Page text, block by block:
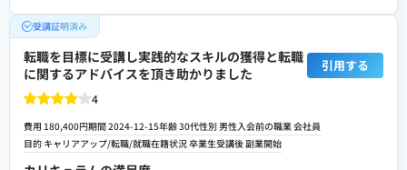
やすかったです。講師の方は皆さんやわらかい雰囲気で丁寧に教えてくださいました。
また、卒業後月額980円を支払うことで他授業の教材も見ることができます（自習とい
う形で）。
転職や就職/副業・独立サポートの満足度
過去に何処どこに就職が決まったなどの事例は教えてくださいましたが、就職先の紹
転職サイトを見ながら探し、派遣登録で現在の仕事に就きました。
スクールへの改善ポイント
受講証明済み
転職を目標に受講し実践的なスキルの獲得と転職
に関するアドバイスを頂き助かりました
引用する
4
費用 180,400円期間 2024-12-15年齢 30代性別 男性入会前の職業 会社員
目的 キャリアアップ/転職/就職在籍状況 卒業生受講後 副業開始